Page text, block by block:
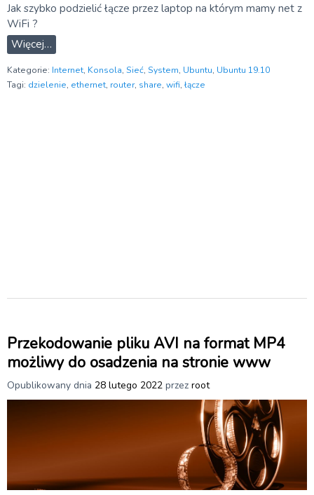
Jak szybko podzielić łącze przez laptop na którym mamy net z
WiFi ?
Więcej…
Kategorie: Internet, Konsola, Sieć, System, Ubuntu, Ubuntu 19.10
Tagi: dzielenie, ethernet, router, share, wifi, łącze
Przekodowanie pliku AVI na format MP4
możliwy do osadzenia na stronie www
Opublikowany dnia 28 lutego 2022 przez root